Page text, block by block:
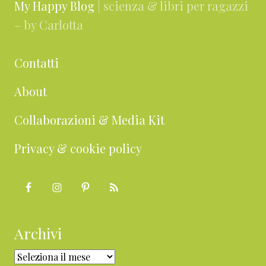
My Happy Blog | scienza & libri per ragazzi
– by Carlotta
Contatti
About
Collaborazioni & Media Kit
Privacy & cookie policy
Archivi
Archivi